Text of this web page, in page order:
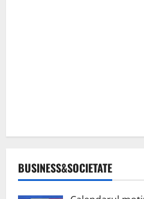
BUSINESS&SOCIETATE